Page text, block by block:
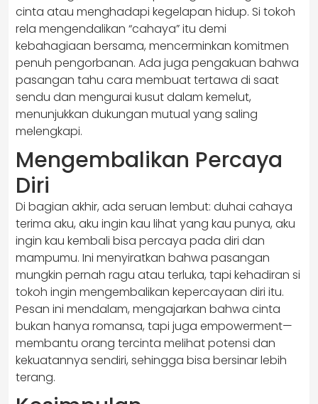
cinta atau menghadapi kegelapan hidup. Si tokoh
rela mengendalikan “cahaya” itu demi
kebahagiaan bersama, mencerminkan komitmen
penuh pengorbanan. Ada juga pengakuan bahwa
pasangan tahu cara membuat tertawa di saat
sendu dan mengurai kusut dalam kemelut,
menunjukkan dukungan mutual yang saling
melengkapi.
Mengembalikan Percaya
Diri
Di bagian akhir, ada seruan lembut: duhai cahaya
terima aku, aku ingin kau lihat yang kau punya, aku
ingin kau kembali bisa percaya pada diri dan
mampumu. Ini menyiratkan bahwa pasangan
mungkin pernah ragu atau terluka, tapi kehadiran si
tokoh ingin mengembalikan kepercayaan diri itu.
Pesan ini mendalam, mengajarkan bahwa cinta
bukan hanya romansa, tapi juga empowerment—
membantu orang tercinta melihat potensi dan
kekuatannya sendiri, sehingga bisa bersinar lebih
terang.